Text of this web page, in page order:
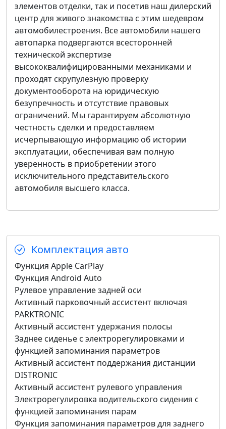
элементов отделки, так и посетив наш дилерский
центр для живого знакомства с этим шедевром
автомобилестроения. Все автомобили нашего
автопарка подвергаются всесторонней
технической экспертизе
высококвалифицированными механиками и
проходят скрупулезную проверку
документооборота на юридическую
безупречность и отсутствие правовых
ограничений. Мы гарантируем абсолютную
честность сделки и предоставляем
исчерпывающую информацию об истории
эксплуатации, обеспечивая вам полную
уверенность в приобретении этого
исключительного представительского
автомобиля высшего класса.
Комплектация авто
Функция Apple CarPlay
Функция Android Auto
Рулевое управление задней оси
Активный парковочный ассистент включая
PARKTRONIC
Активный ассистент удержания полосы
Заднее сиденье с электрорегулировками и
функцией запоминания параметров
Активный ассистент поддержания дистанции
DISTRONIC
Активный ассистент рулевого управления
Электрорегулировка водительского сидения с
функцией запоминания парам
Функция запоминания параметров для заднего